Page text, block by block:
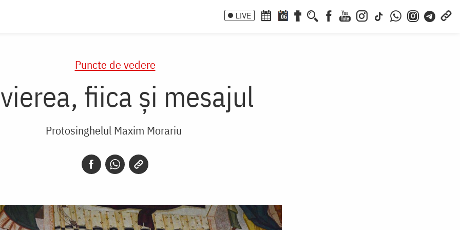
LIVE 06
Puncte de vedere
fiica și mesajul
Protosinghelul Maxim Morariu